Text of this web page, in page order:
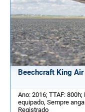
Beechcraft King
Ano: 2016; TTAF:
equipado, Sempre
Registrado